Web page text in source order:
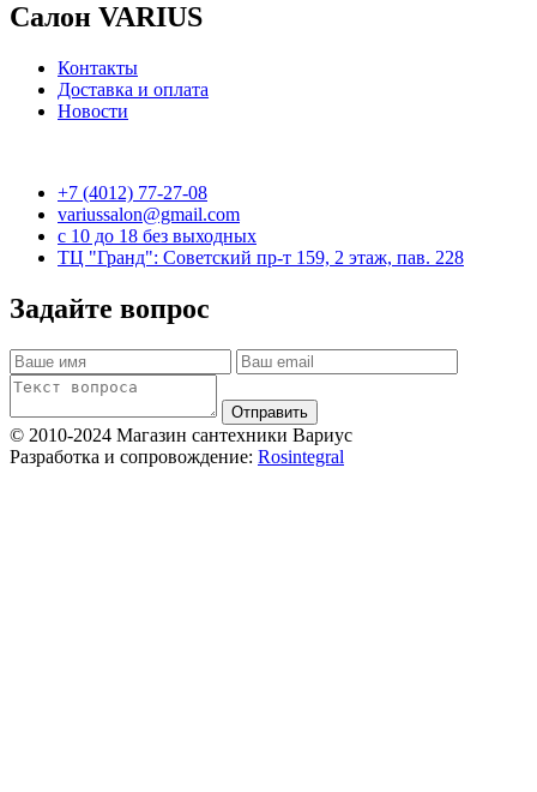
Салон VARIUS
Контакты
Доставка и оплата
Новости
+7 (4012) 77-27-08
variussalon@gmail.com
c 10 до 18 без выходных
ТЦ "Гранд": Советский пр-т 159, 2 этаж, пав. 228
Задайте вопрос
Отправить
© 2010-2024 Магазин сантехники Вариус
Разработка и сопровождение: Rosintegral